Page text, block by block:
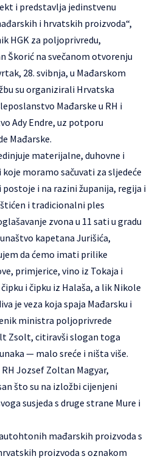
i predstavlja jedinstvenu
i hrvatskih proizvoda“,
HGK za poljoprivredu,
Škorić na svečanom otvorenju
28. svibnja, u Mađarskom
su organizirali Hrvatska
Mađarske u RH i
Ady Endre, uz potporu
Mađarske.
materijalne, duhovne i
moramo sačuvati za sljedeće
i na razini županija, regija i
i tradicionalni ples
zvona u 11 sati u gradu
kapetana Jurišića,
da ćemo imati prilike
primjerice, vino iz Tokaja i
i čipku iz Halaša, a lik Nikole
je veza koja spaja Mađarsku i
ministra poljoprivrede
Zsolt, citiravši slogan toga
— malo sreće i ništa više.
Jozsef Zoltan Magyar,
što su na izložbi cijenjeni
susjeda s druge strane Mure i
mađarskih proizvoda s
proizvoda s oznakom